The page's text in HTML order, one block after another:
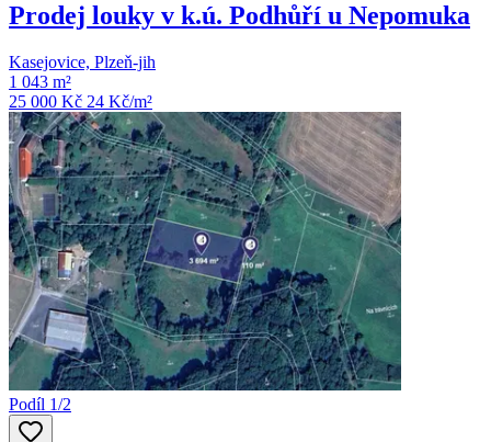
Prodej louky v k.ú. Podhůří u Nepomuka
Kasejovice, Plzeň-jih
1 043 m²
25 000 Kč 24 Kč/m²
Podíl 1/2